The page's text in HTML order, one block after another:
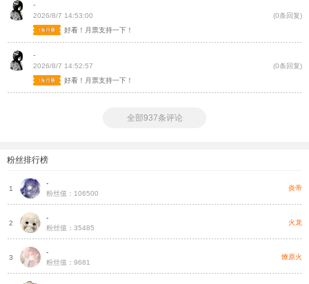
-
2026/8/7 14:53:00
(0条回复)
好看！月票支持一下！
-
2026/8/7 14:52:57
(0条回复)
好看！月票支持一下！
全部937条评论
粉丝排行榜
1
-
粉丝值：106500
炎帝
2
-
粉丝值：35485
火龙
3
-
粉丝值：9681
燎原火